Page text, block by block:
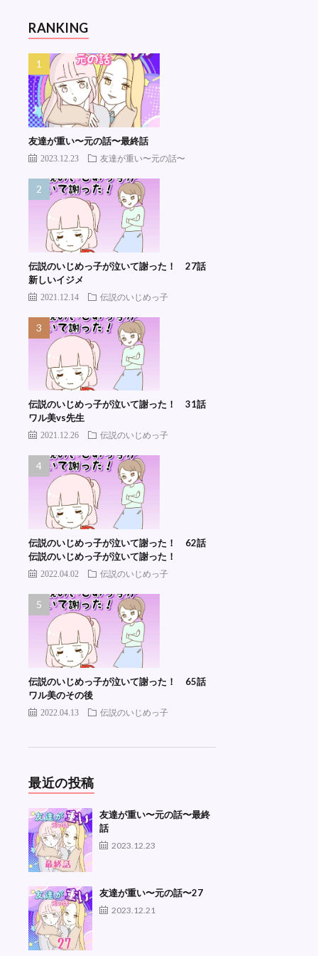
RANKING
友達が重い〜元の話〜最終話
2023.12.23 友達が重い〜元の話〜
伝説のいじめっ子が泣いて謝った！ 27話
新しいイジメ
2021.12.14 伝説のいじめっ子
伝説のいじめっ子が泣いて謝った！ 31話
ワル美vs先生
2021.12.26 伝説のいじめっ子
伝説のいじめっ子が泣いて謝った！ 62話
伝説のいじめっ子が泣いて謝った！
2022.04.02 伝説のいじめっ子
伝説のいじめっ子が泣いて謝った！ 65話
ワル美のその後
2022.04.13 伝説のいじめっ子
最近の投稿
友達が重い〜元の話〜最終
話
2023.12.23
友達が重い〜元の話〜27
2023.12.21